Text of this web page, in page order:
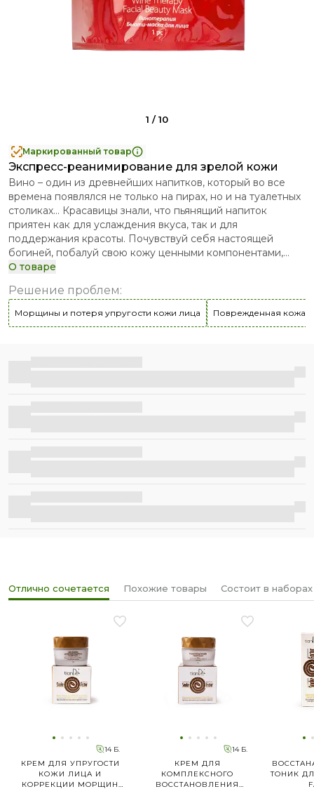
1 /10
Маркированный товар
Экспресс-реанимирование для зрелой кожи
Вино – один из древнейших напитков, который во все
времена появлялся не только на пирах, но и на туалетных
столиках... Красавицы знали, что пьянящий напиток
приятен как для услаждения вкуса, так и для
поддержания красоты. Почувствуй себя настоящей
богиней, побалуй свою кожу ценными компонентами,
которыми богато красное вино. Бьюти-маска для лица
которое ученые обнаружили в кожице красного
винограда. В сочетании с другими активными
компонентами маски он стимулирует синтез коллагена,
О товаре
Решение проблем:
Морщины и потеря упругости кожи лица Поврежденная кожа
Отлично сочетается Похожие товары Состоит в наборах
14 Б.
КРЕМ ДЛЯ УПРУГОСТИ
КОЖИ ЛИЦА И
КОРРЕКЦИИ МОРЩИН
14 Б.
КРЕМ ДЛЯ
КОМПЛЕКСНОГО
ВОССТАНОВЛЕНИЯ
ТОНИК